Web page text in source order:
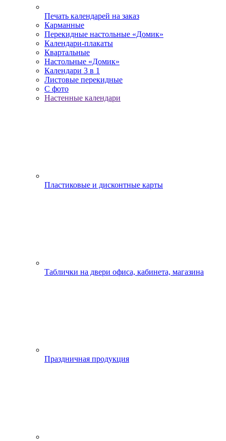
Печать календарей на заказ
Карманные
Перекидные настольные «Домик»
Календари-плакаты
Квартальные
Настольные «Домик»
Календари 3 в 1
Листовые перекидные
С фото
Настенные календари
Пластиковые и дисконтные карты
Таблички на двери офиса, кабинета, магазина
Праздничная продукция